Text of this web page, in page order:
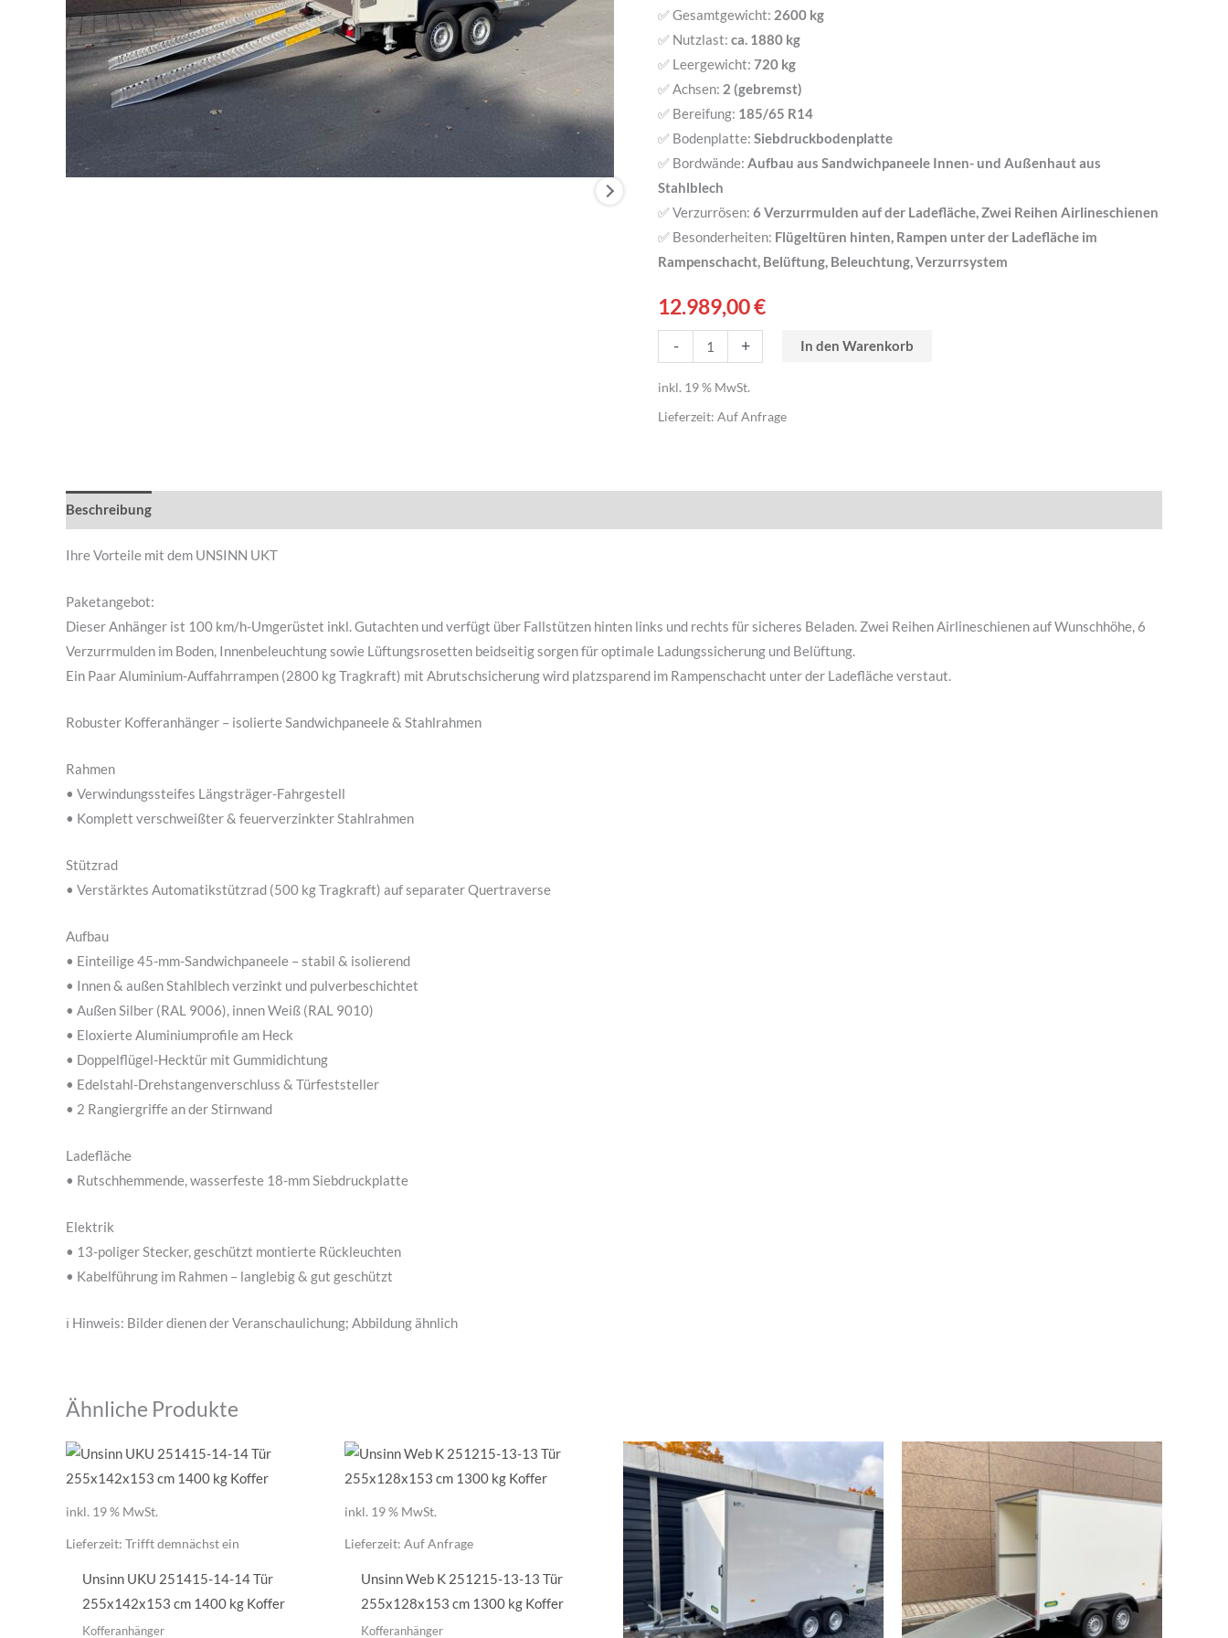
✅ Gesamtgewicht: 2600 kg
✅ Nutzlast: ca. 1880 kg
✅ Leergewicht: 720 kg
✅ Achsen: 2 (gebremst)
✅ Bereifung: 185/65 R14
✅ Bodenplatte: Siebdruckbodenplatte
✅ Bordwände: Aufbau aus Sandwichpaneele Innen- und Außenhaut aus
Stahlblech
✅ Verzurrösen: 6 Verzurrmulden auf der Ladefläche, Zwei Reihen Airlineschienen
✅ Besonderheiten: Flügeltüren hinten, Rampen unter der Ladefläche im
Rampenschacht, Belüftung, Beleuchtung, Verzurrsystem
12.989,00€
-
kg
Koffer
Menge
+ In den Warenkorb
inkl. 19 % MwSt.
Lieferzeit: Auf Anfrage
Beschreibung
Ihre Vorteile mit dem UNSINN UKT
Paketangebot:
Dieser Anhänger ist 100 km/h-Umgerüstet inkl. Gutachten und verfügt über Fallstützen hinten links und rechts für sicheres Beladen. Zwei Reihen Airlineschienen auf Wunschhöhe, 6
Verzurrmulden im Boden, Innenbeleuchtung sowie Lüftungsrosetten beidseitig sorgen für optimale Ladungssicherung und Belüftung.
Ein Paar Aluminium-Auffahrrampen (2800 kg Tragkraft) mit Abrutschsicherung wird platzsparend im Rampenschacht unter der Ladefläche verstaut.
Robuster Kofferanhänger – isolierte Sandwichpaneele & Stahlrahmen
Rahmen
• Verwindungssteifes Längsträger-Fahrgestell
• Komplett verschweißter & feuerverzinkter Stahlrahmen
Stützrad
• Verstärktes Automatikstützrad (500 kg Tragkraft) auf separater Quertraverse
Aufbau
• Einteilige 45-mm-Sandwichpaneele – stabil & isolierend
• Innen & außen Stahlblech verzinkt und pulverbeschichtet
• Außen Silber (RAL 9006), innen Weiß (RAL 9010)
• Eloxierte Aluminiumprofile am Heck
• Doppelflügel-Hecktür mit Gummidichtung
• Edelstahl-Drehstangenverschluss & Türfeststeller
• 2 Rangiergriffe an der Stirnwand
Ladefläche
• Rutschhemmende, wasserfeste 18-mm Siebdruckplatte
Elektrik
• 13-poliger Stecker, geschützt montierte Rückleuchten
• Kabelführung im Rahmen – langlebig & gut geschützt
ℹ️ Hinweis: Bilder dienen der Veranschaulichung; Abbildung ähnlich
Ähnliche Produkte
inkl. 19 % MwSt.
Lieferzeit: Trifft demnächst ein
Unsinn UKU 251415-14-14 Tür
255x142x153 cm 1400 kg Koffer
Kofferanhänger
inkl. 19 % MwSt.
Lieferzeit: Auf Anfrage
Unsinn Web K 251215-13-13 Tür
255x128x153 cm 1300 kg Koffer
Kofferanhänger